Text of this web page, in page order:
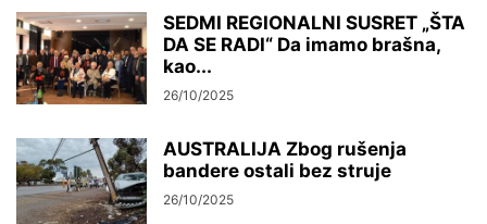
SEDMI REGIONALNI SUSRET „ŠTA
DA SE RADI“ Da imamo brašna,
kao...
26/10/2025
AUSTRALIJA Zbog rušenja
bandere ostali bez struje
26/10/2025